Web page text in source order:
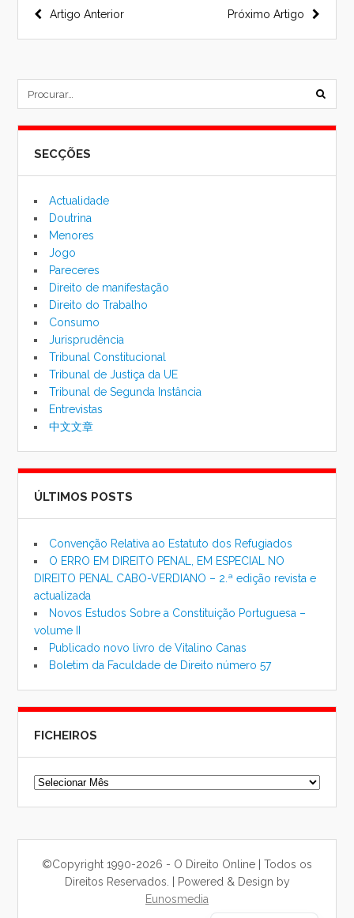
Navegação
do
Próximo Artigo
Artigo Anterior
SECÇÕES
Actualidade
Doutrina
Menores
Jogo
Pareceres
Direito de manifestação
Direito do Trabalho
Consumo
Jurisprudência
Tribunal Constitucional
Tribunal de Justiça da UE
Tribunal de Segunda Instância
Entrevistas
中文文章
ÚLTIMOS POSTS
Convenção Relativa ao Estatuto dos Refugiados
O ERRO EM DIREITO PENAL, EM ESPECIAL NO
DIREITO PENAL CABO-VERDIANO – 2.ª edição revista e
actualizada
Novos Estudos Sobre a Constituição Portuguesa –
volume II
Publicado novo livro de Vitalino Canas
Boletim da Faculdade de Direito número 57
FICHEIROS
Ficheiros
©Copyright 1990-2026 - O Direito Online | Todos os
Direitos Reservados. | Powered & Design by
Eunosmedia